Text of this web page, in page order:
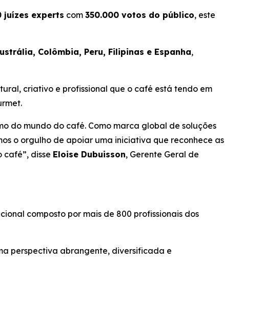
juízes experts com 350.000 votos do público, este
Colômbia, Peru, Filipinas e Espanha,
criativo e profissional que o café está tendo em
.
do mundo do café. Como marca global de soluções
o orgulho de apoiar uma iniciativa que reconhece as
disse Eloise Dubuisson, Gerente Geral de
composto por mais de 800 profissionais dos
perspectiva abrangente, diversificada e